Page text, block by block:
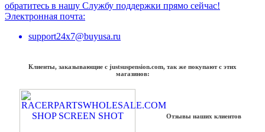
обратитесь в нашу Службу поддержки прямо сейчас!
Электронная почта:
support24x7@buyusa.ru
Клиенты, заказывающие с justsuspension.com, так же покупают с этих
магазинов:
Отзывы наших клиентов